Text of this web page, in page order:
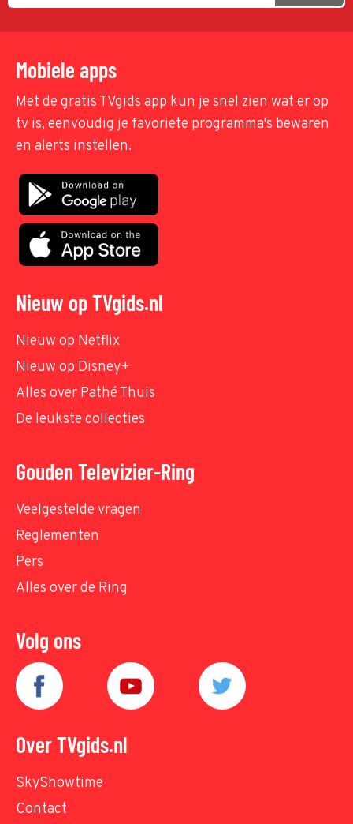
Mobiele apps
Met de gratis TVgids app kun je snel zien wat er op
tv is, eenvoudig je favoriete programma's bewaren
en alerts instellen.
Nieuw op TVgids.nl
Nieuw op Netflix
Nieuw op Disney+
Alles over Pathé Thuis
De leukste collecties
Gouden Televizier-Ring
Veelgestelde vragen
Reglementen
Pers
Alles over de Ring
Volg ons
Over TVgids.nl
SkyShowtime
Contact